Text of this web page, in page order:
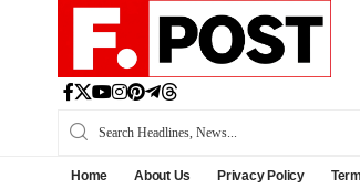
Home About Us Privacy Policy